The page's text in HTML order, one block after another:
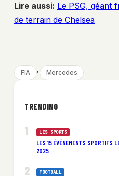
Lire aussi: Le PSG, géant
de terrain de Chelsea
FIA , Mercedes
TRENDING
LES SPORTS
LES 15 ÉVÉNEMENTS SPORTIFS
2025
FOOTBALL